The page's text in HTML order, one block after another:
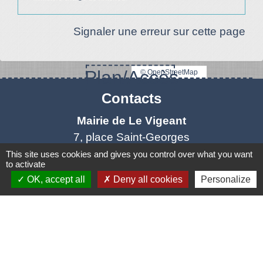
Signaler une erreur sur cette page
Plan/Accès
© OpenStreetMap
Contacts
Mairie de Le Vigeant
7, place Saint-Georges
86150 Le Vigeant - FRANCE
+33 5 49 48 76 55
Contact par formulaire
This site uses cookies and gives you control over what you want
to activate
OK, accept all
Deny all cookies Personalize